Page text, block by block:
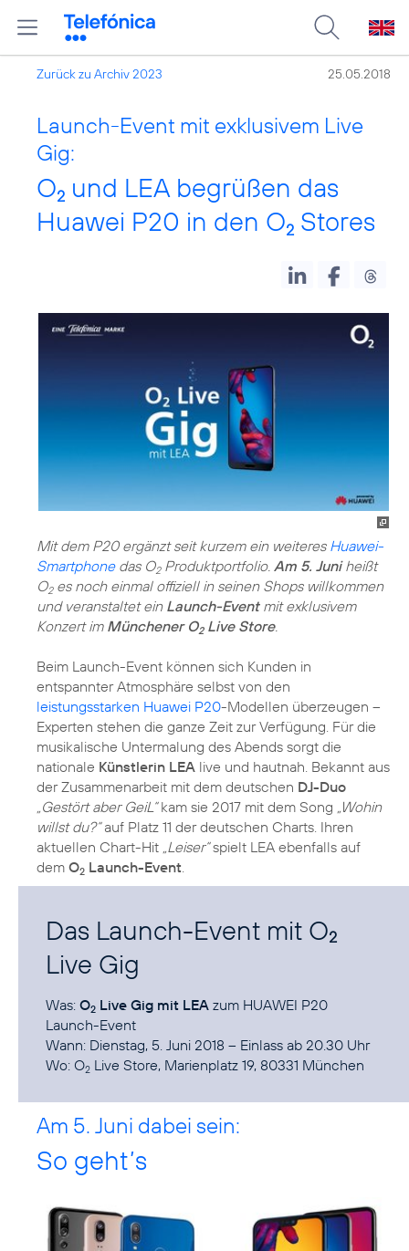
Zurück zu Archiv 2023 25.05.2018
Launch-Event mit exklusivem Live
Gig:
O2 und LEA begrüßen das
Huawei P20 in den O2 Stores
Mit dem P20 ergänzt seit kurzem ein weiteres Huawei-
Smartphonedas O2Produktportfolio. Am 5. Juniheißt
O2es noch einmal offiziell in seinen Shops willkommen
und veranstaltet ein Launch-Eventmit exklusivem
Konzert im Münchener O2Live Store.
Beim Launch-Event können sich Kunden in
entspannter Atmosphäre selbst von den
leistungsstarken Huawei P20-Modellen überzeugen –
Experten stehen die ganze Zeit zur Verfügung. Für die
musikalische Untermalung des Abends sorgt die
nationale Künstlerin LEA live und hautnah. Bekannt aus
der Zusammenarbeit mit dem deutschen DJ-Duo
„Gestört aber GeiL“kam sie 2017 mit dem Song „Wohin
willst du?“auf Platz 11 der deutschen Charts. Ihren
aktuellen Chart-Hit „Leiser“spielt LEA ebenfalls auf
dem O2 Launch-Event
Das Launch-Event mit O2
Live Gig
Was: O2 Live Gig mit LEA zum HUAWEI P20
Launch-Event
Wann: Dienstag, 5. Juni 2018 – Einlass ab 20.30 Uhr
Wo: O2 Live Store, Marienplatz 19, 80331 München
Am 5. Juni dabei sein:
So geht’s